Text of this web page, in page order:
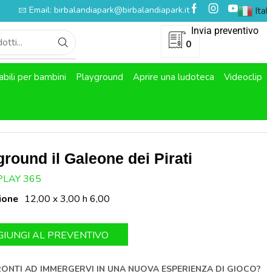
Email: birbalandiapark@birbalandiapark.it
0
Invia preventivo
per bambini Playground Aprire una ludoteca Videoclip
il Galeone dei Pirati
365
12,00 x 3,00 h 6,00
AL PREVENTIVO
AD IMMERGERVI IN UNA NUOVA ESPERIENZA DI GIOCO?